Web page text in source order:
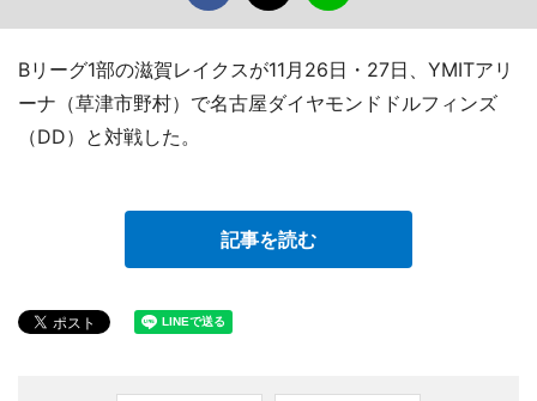
Bリーグ1部の滋賀レイクスが11月26日・27日、YMITアリ
ーナ（草津市野村）で名古屋ダイヤモンドドルフィンズ
（DD）と対戦した。
記事を読む